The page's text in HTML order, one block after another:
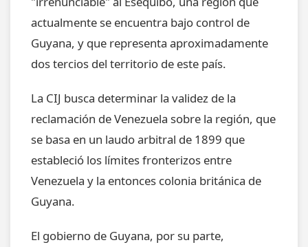
actualmente se encuentra bajo control de
Guyana, y que representa aproximadamente
dos tercios del territorio de este país.
La CIJ busca determinar la validez de la
reclamación de Venezuela sobre la región, que
se basa en un laudo arbitral de 1899 que
estableció los límites fronterizos entre
Venezuela y la entonces colonia británica de
Guyana.
El gobierno de Guyana, por su parte,